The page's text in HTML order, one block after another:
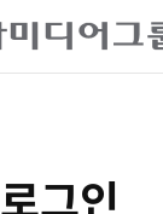
로그인